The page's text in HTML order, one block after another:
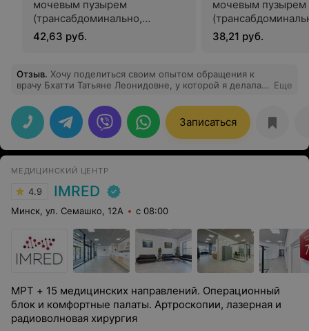
мочевым пузырем
(трансабдоминально,
трансвагинально)
42,63 руб.
мочевым пузырем
38,21 руб.
Отзыв. Хочу поделиться своим опытом обращения к
врачу Бхатти Татьяне Леонидовне, у которой я делала
действительно располагает к себе. С первых минут
общения я почувствовала профессионализм и
внимательное отношение. Татьяна Леонидовна
объяснила все этапы процедуры, ответила на все мои
вопросы и развеяла все сомнения. Она обладает
Процедура прошла комфортно и без каких-либо
неприятных моментов. Я осталась довольна
результатами и уверенностью, которую мне дала
Татьяна Леонидовна. Безусловно, это специалист от
Бога, и я с уверенностью могу рекомендовать ее всем,
кто ищет квалифицированного врача!
Еще
Записаться
МЕДИЦИНСКИЙ ЦЕНТР
4.9 IMRED
Минск, ул. Семашко, 12А с 08:00
МРТ + 15 медицинских направлений. Операционный
блок и комфортные палаты. Артроскопии, лазерная и
радиоволновая хирургия